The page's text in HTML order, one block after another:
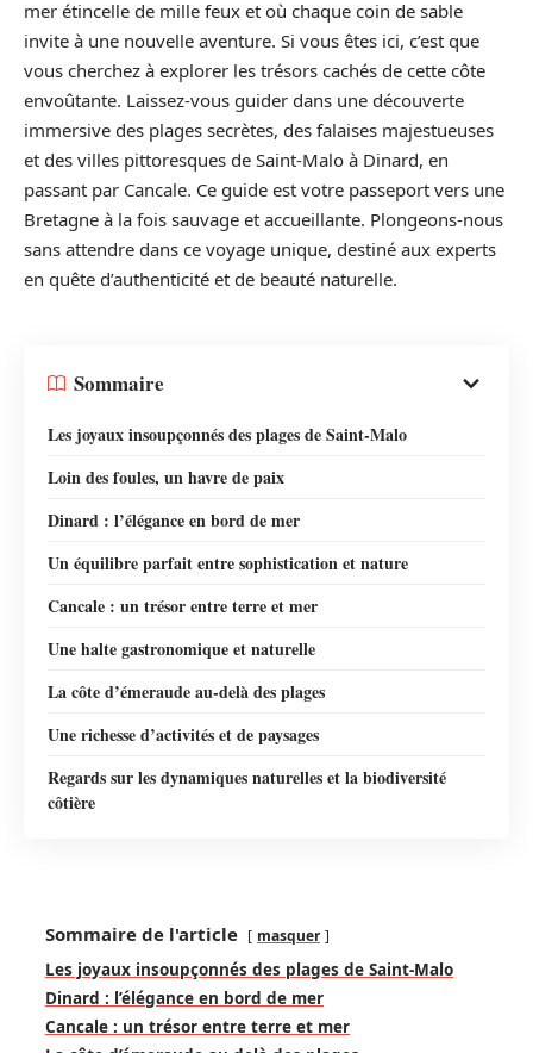
mer étincelle de mille feux et où chaque coin de sable
invite à une nouvelle aventure. Si vous êtes ici, c’est que
vous cherchez à explorer les trésors cachés de cette côte
envoûtante. Laissez-vous guider dans une découverte
immersive des plages secrètes, des falaises majestueuses
et des villes pittoresques de Saint-Malo à Dinard, en
passant par Cancale. Ce guide est votre passeport vers une
Bretagne à la fois sauvage et accueillante. Plongeons-nous
sans attendre dans ce voyage unique, destiné aux experts
en quête d’authenticité et de beauté naturelle.
Sommaire
Les joyaux insoupçonnés des plages de Saint-Malo
Loin des foules, un havre de paix
Dinard : l’élégance en bord de mer
Un équilibre parfait entre sophistication et nature
Cancale : un trésor entre terre et mer
Une halte gastronomique et naturelle
La côte d’émeraude au-delà des plages
Une richesse d’activités et de paysages
Regards sur les dynamiques naturelles et la biodiversité
côtière
Sommaire de l'article masquer
Les joyaux insoupçonnés des plages de Saint-Malo
Dinard : l’élégance en bord de mer
Cancale : un trésor entre terre et mer